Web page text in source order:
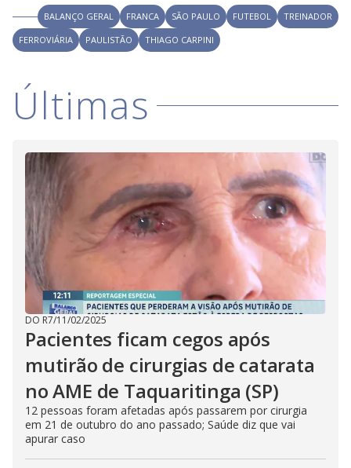
BALANÇO GERAL FRANCA SÃO PAULO FUTEBOL
TREINADOR
FERROVIÁRIA
PAULISTÃO THIAGO CARPINI
Últimas
DO R7/11/02/2025
Pacientes ficam cegos após
mutirão de cirurgias de catarata
no AME de Taquaritinga (SP)
12 pessoas foram afetadas após passarem por cirurgia
em 21 de outubro do ano passado; Saúde diz que vai
apurar caso